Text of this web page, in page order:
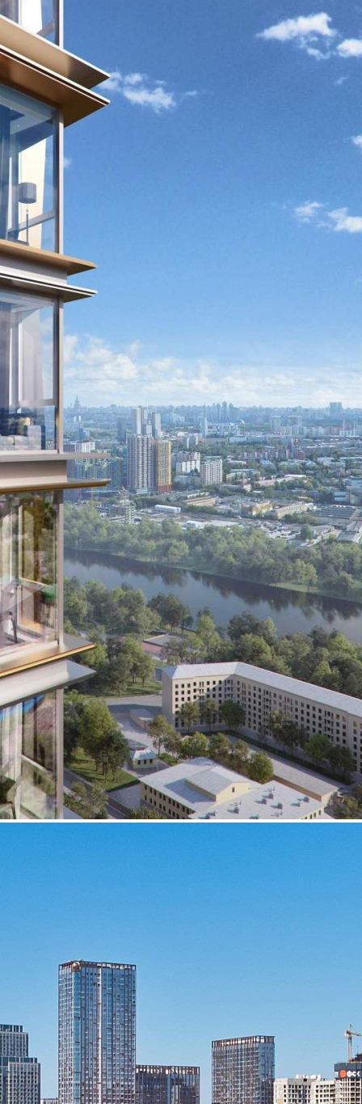
Продажа
110334 - Г. МОСКВА,
ШЕНОГИНА УЛИЦА, Д.2
Москва / Московская обл
Получить контакты Посмотреть на карте
Прямая продажа от застройщика! Кладовая номер 129 общей
площадью 3.5 кв.м. на -3-м этаже в ЖК Sydney City.
[#6034419#]
664 (+2)
Навигация
Характеристики
О помещении
Где находится
Контакты
Другие объявления
Характеристики помещения
№ объявления
110334
Дата размещения
03.07.2024
Город
Москва
Адрес
Назначение
Не указано
Размер площади (м2)
Цена за помещение
1 024 500 руб.
О помещении